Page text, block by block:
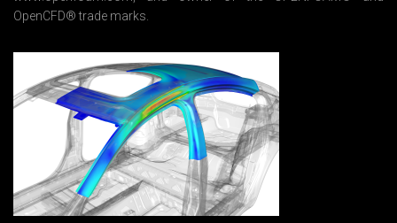
OpenCFD® trade marks.